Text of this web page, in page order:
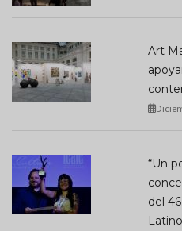
Art
“Un
del